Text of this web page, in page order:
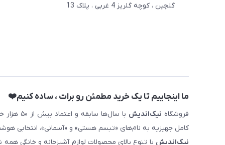
گلچین ، کوچه گلریز 4 غربی ، پلاک 13
ما اینجاییم تا یک خرید مطمئن رو برات ، ساده کنیم❤️
فروشگاه نیک‌اندیش
با
کامل جهیزیه به نام‌های «تبسم هستی» و «آسمانی»، انتخابی
نیک‌اندیش با تنوع بالای محصولات لوازم آشپزخانه و خانگی